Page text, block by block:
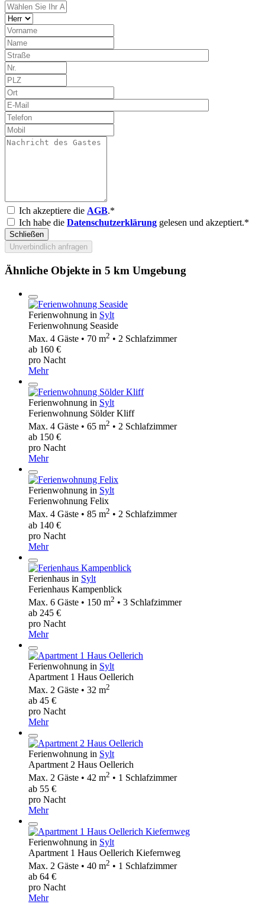
Ich akzeptiere die AGB.*
Ich habe die Datenschutzerklärung gelesen und akzeptiert.*
Schließen
Unverbindlich anfragen
Ähnliche Objekte in 5 km Umgebung
Ferienwohnung in Sylt
Ferienwohnung Seaside
Max. 4 Gäste • 70 m2 • 2 Schlafzimmer
ab 160 €
pro Nacht
Mehr
Ferienwohnung in Sylt
Ferienwohnung Sölder Kliff
Max. 4 Gäste • 65 m2 • 2 Schlafzimmer
ab 150 €
pro Nacht
Mehr
Ferienwohnung in Sylt
Ferienwohnung Felix
Max. 4 Gäste • 85 m2 • 2 Schlafzimmer
ab 140 €
pro Nacht
Mehr
Ferienhaus in Sylt
Ferienhaus Kampenblick
Max. 6 Gäste • 150 m2 • 3 Schlafzimmer
ab 245 €
pro Nacht
Mehr
Ferienwohnung in Sylt
Apartment 1 Haus Oellerich
Max. 2 Gäste • 32 m2
ab 45 €
pro Nacht
Mehr
Ferienwohnung in Sylt
Apartment 2 Haus Oellerich
Max. 2 Gäste • 42 m2 • 1 Schlafzimmer
ab 55 €
pro Nacht
Mehr
Ferienwohnung in Sylt
Apartment 1 Haus Oellerich Kiefernweg
Max. 2 Gäste • 40 m2 • 1 Schlafzimmer
ab 64 €
pro Nacht
Mehr